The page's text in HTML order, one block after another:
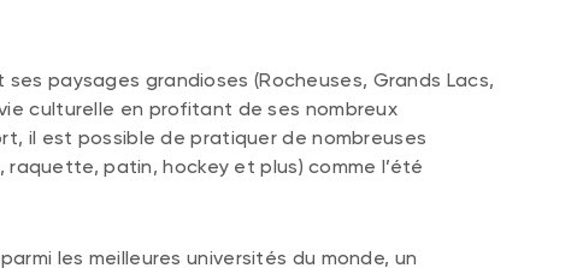
paysages grandioses (Rocheuses, Grands Lacs,
culturelle en profitant de ses nombreux
il est possible de pratiquer de nombreuses
patin, hockey et plus) comme l’été
les meilleures universités du monde, un